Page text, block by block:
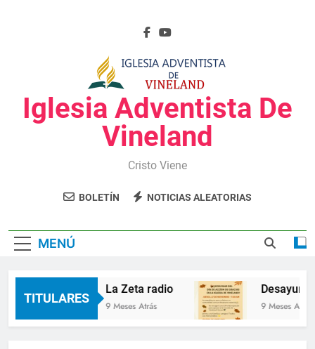
Iglesia Adventista De
Vineland
Cristo Viene
BOLETÍN NOTICIAS ALEATORIAS
MENÚ
TITULARES
La Zeta radio
9 Meses Atrás
Desayuno
9 Meses Atrás